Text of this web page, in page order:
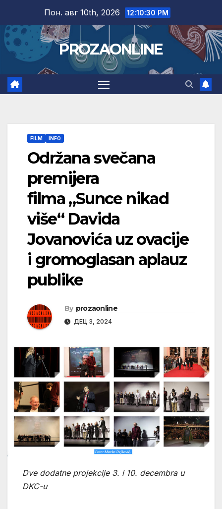
content
Пон. авг 10th, 2026 12:10:31 PM
PROZAONLINE
FILM INFO
Održana svečana
premijera
filma „Sunce nikad
više“ Davida
Jovanovića uz ovacije
i gromoglasan aplauz
publike
By prozaonline
ДЕЦ 3, 2024
Dve dodatne projekcije 3. i 10. decembra u
DKC-u